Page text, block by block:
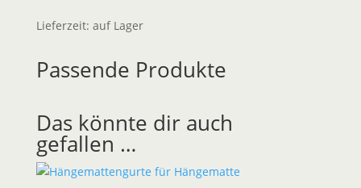
Lieferzeit: auf Lager
Passende Produkte
Das könnte dir auch
gefallen …